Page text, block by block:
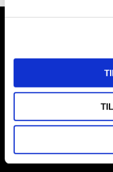
a
Dina personuppgifter